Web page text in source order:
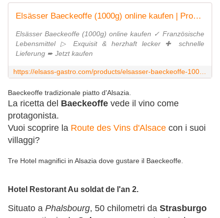
Elsässer Baeckeoffe (1000g) online kaufen | Produits de la Cigogne - Elsass Gastro
Elsässer Baeckeoffe (1000g) online kaufen ✓ Französische
Lebensmittel ▷ Exquisit & herzhaft lecker ✚ schnelle
Lieferung ➨ Jetzt kaufen
https://elsass-gastro.com/products/elsasser-baeckeoffe-1000g
Baeckeoffe tradizionale piatto d'Alsazia.
La ricetta del Baeckeoffe vede il vino come
protagonista.
Vuoi scoprire la Route des Vins d'Alsace con i suoi
villaggi?
Tre Hotel magnifici in Alsazia dove gustare il Baeckeoffe.
Hotel Restorant Au soldat de l'an 2.
Situato a Phalsbourg, 50 chilometri da Strasburgo